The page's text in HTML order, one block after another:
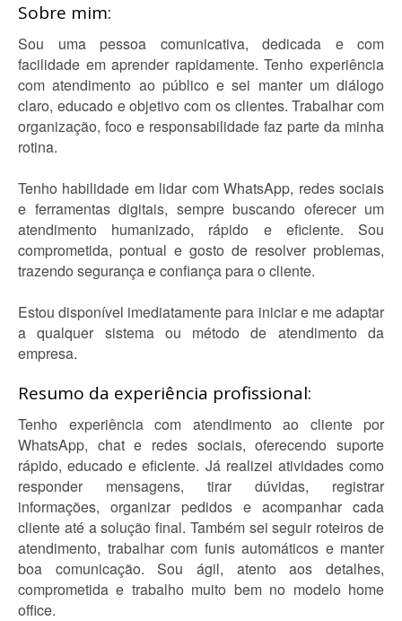
Sobre mim:
Sou uma pessoa comunicativa, dedicada e com
facilidade em aprender rapidamente. Tenho experiência
com atendimento ao público e sei manter um diálogo
claro, educado e objetivo com os clientes. Trabalhar com
organização, foco e responsabilidade faz parte da minha
rotina.
Tenho habilidade em lidar com WhatsApp, redes sociais
e ferramentas digitais, sempre buscando oferecer um
atendimento humanizado, rápido e eficiente. Sou
comprometida, pontual e gosto de resolver problemas,
trazendo segurança e confiança para o cliente.
Estou disponível imediatamente para iniciar e me adaptar
a qualquer sistema ou método de atendimento da
empresa.
Resumo da experiência profissional:
Tenho experiência com atendimento ao cliente por
WhatsApp, chat e redes sociais, oferecendo suporte
rápido, educado e eficiente. Já realizei atividades como
responder mensagens, tirar dúvidas, registrar
informações, organizar pedidos e acompanhar cada
cliente até a solução final. Também sei seguir roteiros de
atendimento, trabalhar com funis automáticos e manter
boa comunicação. Sou ágil, atento aos detalhes,
comprometida e trabalho muito bem no modelo home
office.